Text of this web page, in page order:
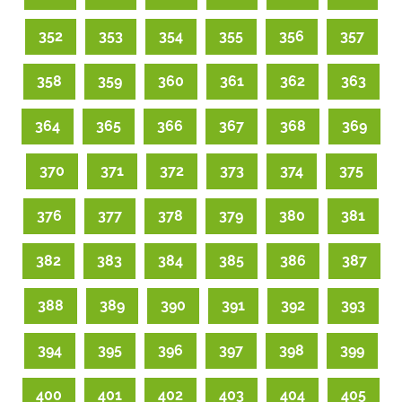
352 353 354 355 356 357
358 359 360 361 362 363
364 365 366 367 368 369
370 371 372 373 374 375
376 377 378 379 380 381
382 383 384 385 386 387
388 389 390 391 392 393
394 395 396 397 398 399
400 401 402 403 404 405